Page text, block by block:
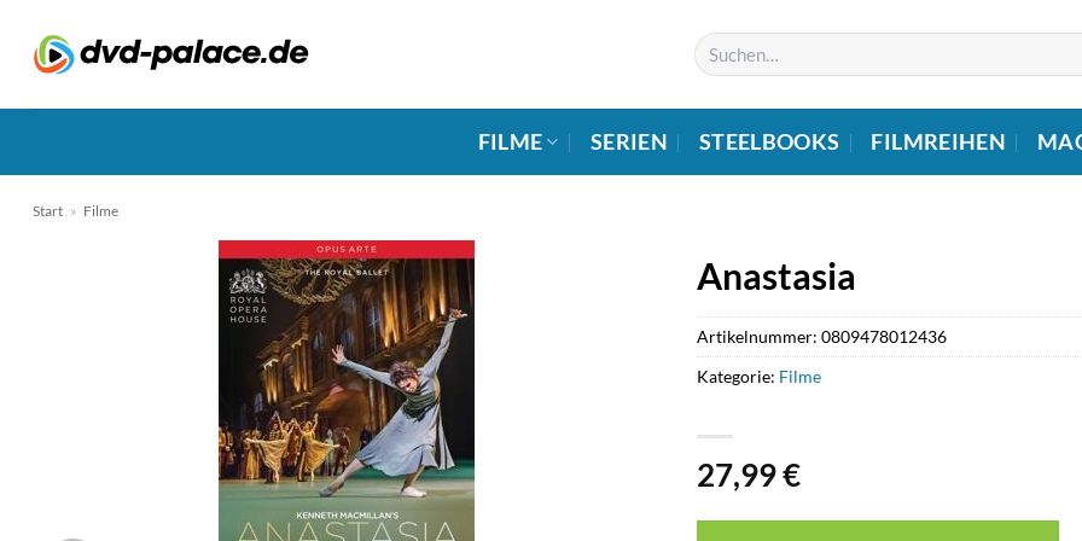
Inhalt
springen
Suchen
nach:
FILME SERIEN STEELBOOKS FILMREIHEN
Start » Filme
Anastasia
27,99€
Artikelnummer: 0809478012436
Kategorie: Filme